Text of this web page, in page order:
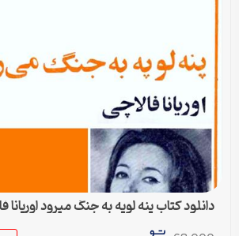
دانلود کتاب پنه لوپه به جنگ میرود اوریانا